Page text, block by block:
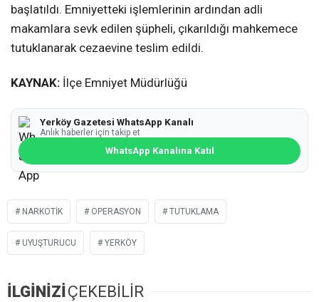
başlatıldı. Emniyetteki işlemlerinin ardından adli
makamlara sevk edilen şüpheli, çıkarıldığı mahkemece
tutuklanarak cezaevine teslim edildi.
KAYNAK: İlçe Emniyet Müdürlüğü
Yerköy Gazetesi WhatsApp Kanalı
Anlık haberler için takip et
WhatsApp Kanalına Katıl
NARKOTIK OPERASYON TUTUKLAMA
UYUŞTURUCU YERKÖY
İLGİNİZİ ÇEKEBİLİR